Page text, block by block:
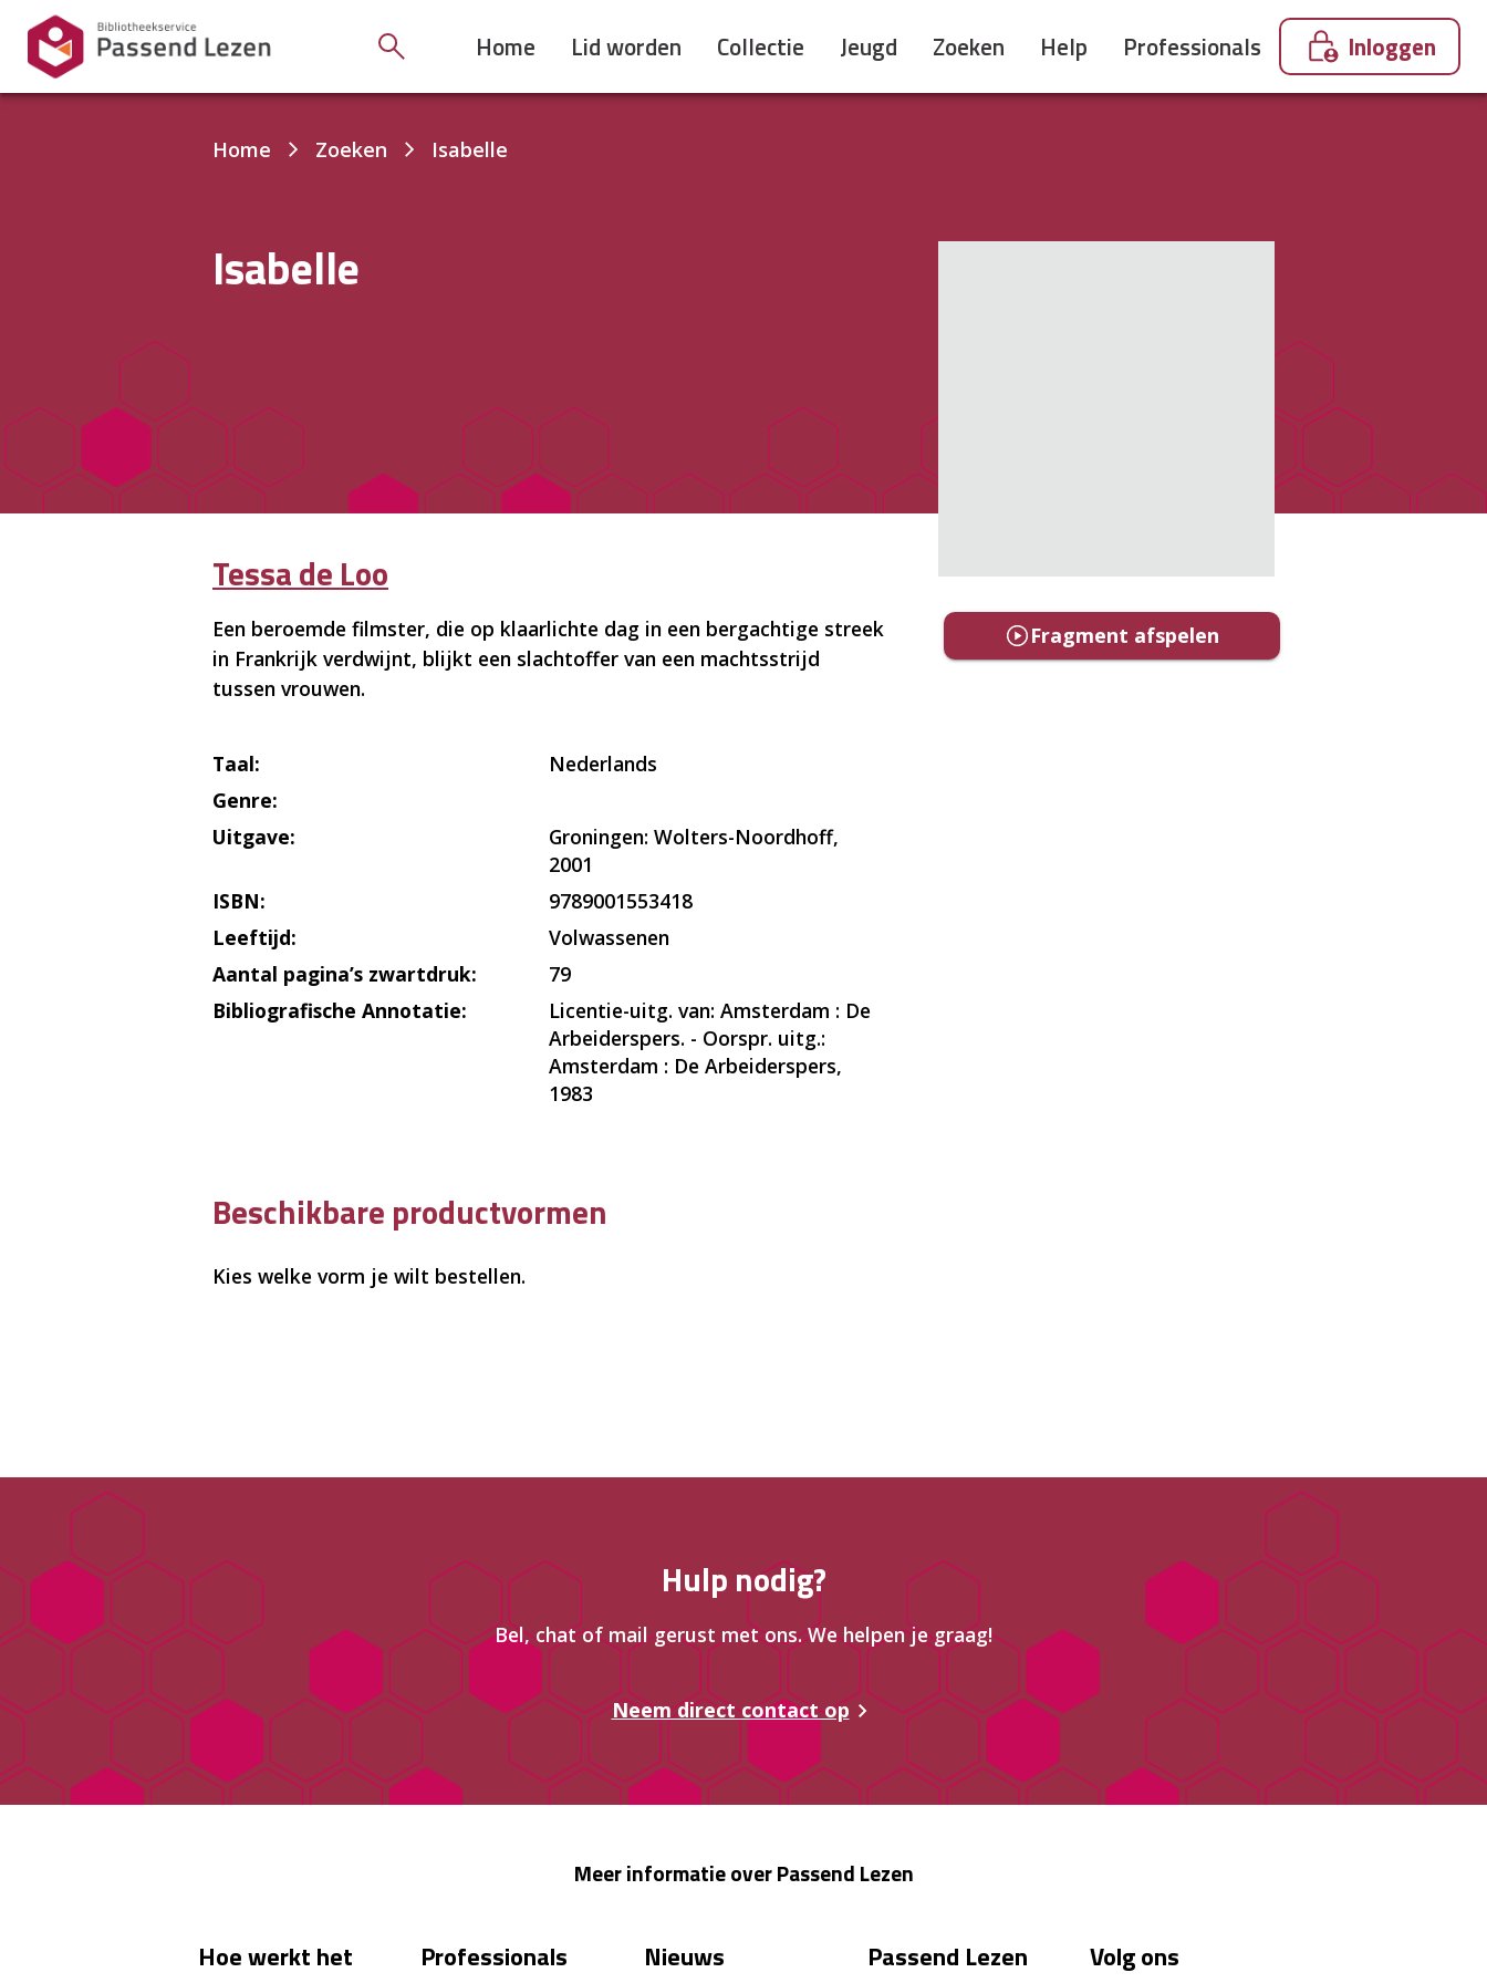
Home Lid worden Collectie Jeugd Zoeken Help Professionals Inloggen
Je
Home Zoeken Isabelle
Isabelle
Tessa de Loo
Een beroemde filmster, die op klaarlichte dag in een bergachtige streek
in Frankrijk verdwijnt, blijkt een slachtoffer van een machtsstrijd
tussen vrouwen.
Taal:
Nederlands
Genre:
Uitgave:
Groningen: Wolters-Noordhoff,
2001
ISBN:
9789001553418
Leeftijd:
Volwassenen
Aantal pagina’s zwartdruk:
79
Bibliografische Annotatie:
Licentie-uitg. van: Amsterdam : De
Arbeiderspers. - Oorspr. uitg.:
Amsterdam : De Arbeiderspers,
1983
Fragment afspelen
Beschikbare productvormen
Kies welke vorm je wilt bestellen.
Hulp nodig?
Bel, chat of mail gerust met ons. We helpen je graag!
Neem direct contact op
Meer informatie over Passend Lezen
Hoe werkt het Professionals Nieuws Passend Lezen Volg ons